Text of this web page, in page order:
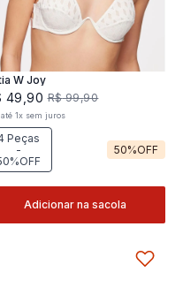
W Joy
49 ,90 R$ 99,90
1x sem juros
Peças
-
50%OFF
Adicionar na sacola